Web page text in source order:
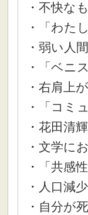
・不快な
・「わた
・弱い人
・「ベニ
・右肩上
・「コミ
・花田清
・文学に
・「共感
・人口減
・自分が